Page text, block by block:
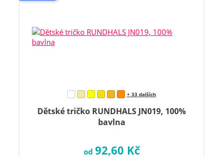
Dětské tričko RUNDHALS JN019, 100%
bavlna
+ 33 dalších
od 92,60 Kč